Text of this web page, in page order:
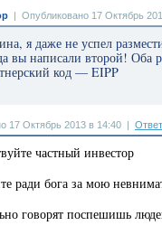
| Опубликовано 17 Октябрь
я даже не успел
вы написали второй!
код — EIPP
17 Октябрь 2013 в 14:40 |
частный инвестор
ради бога за мою
говорят поспешишь